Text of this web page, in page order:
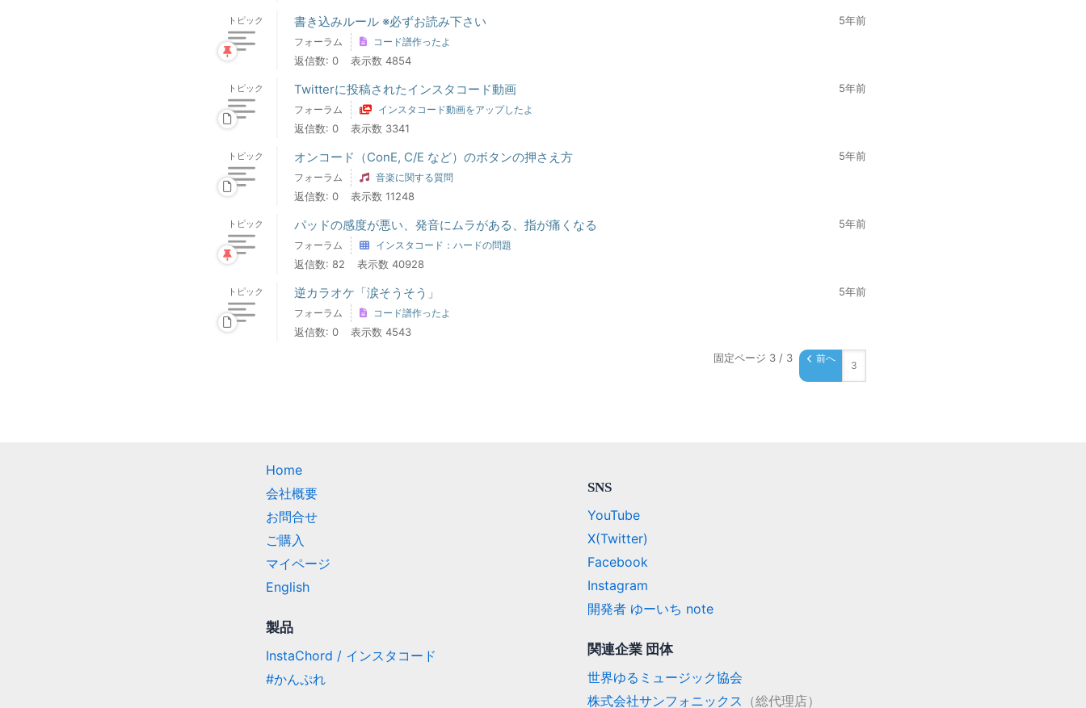
トピック 書き込みルール ※必ずお読み下さい 5年前
フォーラム コード譜作ったよ
返信数: 0 表示数 4854
トピック Twitterに投稿されたインスタコード動画 5年前
フォーラム インスタコード動画をアップしたよ
返信数: 0 表示数 3341
トピック オンコード（ConE, C/E など）のボタンの押さえ方 5年前
フォーラム 音楽に関する質問
返信数: 0 表示数 11248
トピック パッドの感度が悪い、発音にムラがある、指が痛くなる 5年前
フォーラム インスタコード：ハードの問題
返信数: 82 表示数 40928
トピック 逆カラオケ「涙そうそう」 5年前
フォーラム コード譜作ったよ
返信数: 0
表示数 4543
固定ページ 3 / 3
前へ
Home
会社概要
お問合せ
ご購入
マイページ
English
製品
InstaChord / インスタコード
#かんぷれ
SNS
YouTube
X(Twitter)
Facebook
Instagram
開発者 ゆーいち note
関連企業 団体
世界ゆるミュージック協会
株式会社サンフォニックス （総代理店）